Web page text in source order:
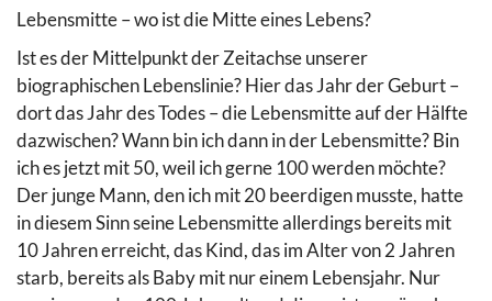
Lebensmitte – wo ist die Mitte eines Lebens?
Ist es der Mittelpunkt der Zeitachse unserer
biographischen Lebenslinie? Hier das Jahr der Geburt –
dort das Jahr des Todes – die Lebensmitte auf der Hälfte
dazwischen? Wann bin ich dann in der Lebensmitte? Bin
ich es jetzt mit 50, weil ich gerne 100 werden möchte?
Der junge Mann, den ich mit 20 beerdigen musste, hatte
in diesem Sinn seine Lebensmitte allerdings bereits mit
10 Jahren erreicht, das Kind, das im Alter von 2 Jahren
starb, bereits als Baby mit nur einem Lebensjahr. Nur